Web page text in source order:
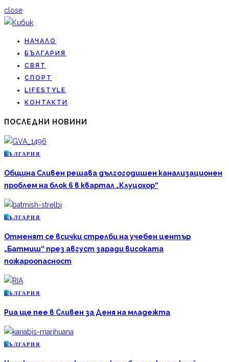
close
НАЧАЛО
БЪЛГАРИЯ
СВЯТ
СПОРТ
LIFESTYLE
КОНТАКТИ
ПОСЛЕДНИ НОВИНИ
Б ЪЛГАРИЯ
Община Сливен решава дългогодишен канализационен
проблем на блок 6 в квартал „Клуцохор“
Б ЪЛГАРИЯ
Отменят се всички стрелби на учебен център
„Батмиш“ през август заради високата
пожароопасност
Б ЪЛГАРИЯ
Риа ще пее в Сливен за Деня на младежта
Б ЪЛГАРИЯ